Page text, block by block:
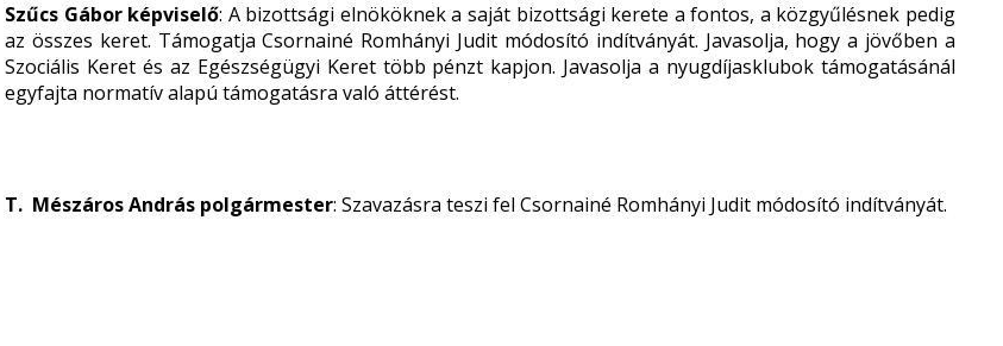
Szűcs Gábor képviselő: A bizottsági elnököknek a saját bizottsági kerete a fontos, a közgyűlésnek pedig
az összes keret. Támogatja Csornainé Romhányi Judit módosító indítványát. Javasolja, hogy a jövőben a
Szociális Keret és az Egészségügyi Keret több pénzt kapjon. Javasolja a nyugdíjasklubok támogatásánál
egyfajta normatív alapú támogatásra való áttérést.
T. Mészáros András polgármester: Szavazásra teszi fel Csornainé Romhányi Judit módosító indítványát.